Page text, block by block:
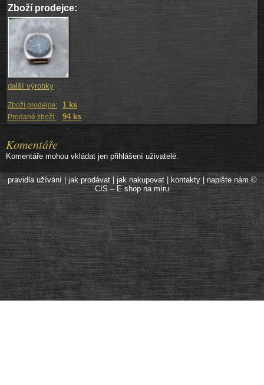
Zboží prodejce:
další výrobky
Zboží prodejce: 1 ks
Prodané zboží: 94 ks
Komentáře
Komentáře mohou vkládat jen přihlášení uživatelé.
pravidla užívání|jak prodávat| jak nakupovat| kontakty|napište nám ©
CIS – E shop na míru